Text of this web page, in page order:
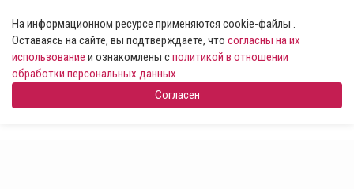
На информационном ресурсе применяются cookie-файлы .
Оставаясь на сайте, вы подтверждаете, что согласны на их
использование и ознакомлены сполитикой в отношении
обработки персональных данных
Согласен